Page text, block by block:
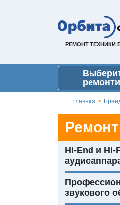
РЕМОНТ ТЕХНИКИ
Главная >
Ремонт
Hi-End и Hi-
звукового